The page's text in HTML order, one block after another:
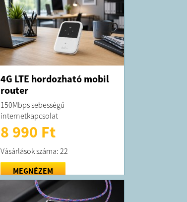
4G LTE hordozható mobil
router
150Mbps sebességű
internetkapcsolat
8 990 Ft
Vásárlások száma: 22
MEGNÉZEM